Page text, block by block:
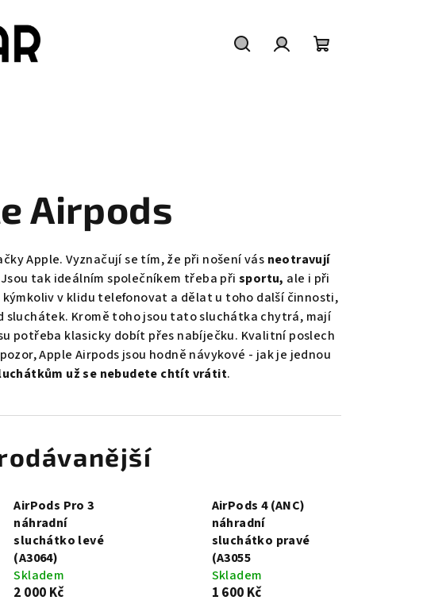
Airpods
Apple. Vyznačují se tím, že při nošení vás neotravují
tak ideálním společníkem třeba při sportu, ale i při
v klidu telefonovat a dělat u toho další činnosti,
Kromě toho jsou tato sluchátka chytrá, mají
potřeba klasicky dobít přes nabíječku. Kvalitní poslech
Apple Airpods jsou hodně návykové - jak je jednou
už se nebudete chtít vrátit.
AirPods Pro 3
náhradní
sluchátko levé
(A3064)
Skladem
2 000 Kč
AirPods 4 (ANC)
náhradní
sluchátko pravé
(A3055
Skladem
1 600 Kč